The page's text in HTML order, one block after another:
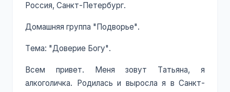
Россия, Санкт-Петербург.
Домашняя группа "Подворье".
Тема: "Доверие Богу".
Всем привет. Меня зовут Татьяна, я
алкоголичка. Родилась и выросла я в Санкт-